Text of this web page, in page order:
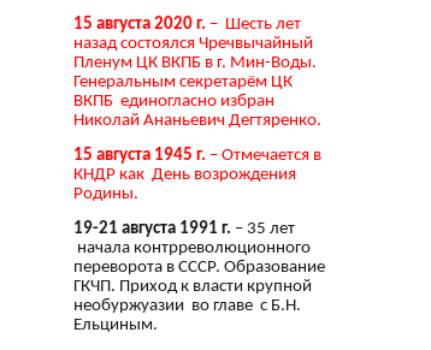
15 августа 2020 г. – Шесть лет
назад состоялся Чречвычайный
Пленум ЦК ВКПБ в г. Мин-Воды.
Генеральным секретарём ЦК
ВКПБ единогласно избран
Николай Ананьевич Дегтяренко.
15 августа 1945 г. – Отмечается в
КНДР как День возрождения
Родины.
19-21 августа 1991 г. – 35 лет
начала контрреволюционного
переворота в СССР. Образование
ГКЧП. Приход к власти крупной
необуржуазии во главе с Б.Н.
Ельциным.